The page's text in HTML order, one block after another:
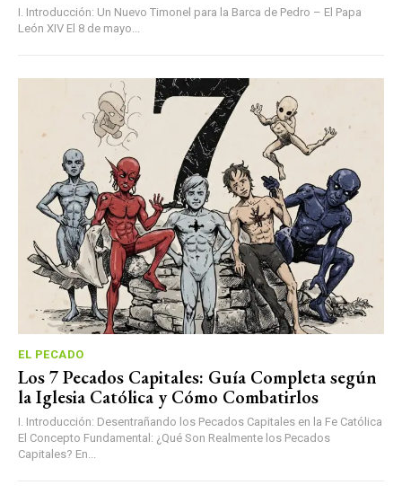
I. Introducción: Un Nuevo Timonel para la Barca de Pedro – El Papa
León XIV El 8 de mayo...
EL PECADO
Los 7 Pecados Capitales: Guía Completa según
la Iglesia Católica y Cómo Combatirlos
I. Introducción: Desentrañando los Pecados Capitales en la Fe Católica
El Concepto Fundamental: ¿Qué Son Realmente los Pecados
Capitales? En...